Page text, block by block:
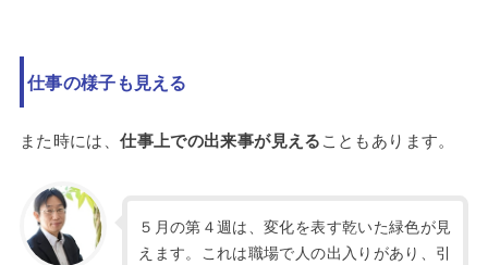
仕事の様子も見える
また時には、仕事上での出来事が見えることもあります。
５月の第４週は、変化を表す乾いた緑色が見
えます。これは職場で人の出入りがあり、引